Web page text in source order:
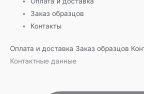
Заказ образцов
Контакты
Оплата и доставка Заказ образцов
Контактные данные